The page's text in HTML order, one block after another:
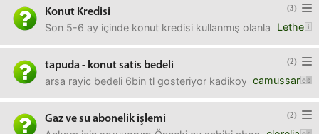
(3)
Konut Kredisi
Lethe
Son 5-6 ay içinde konut kredisi kullanmış olanlara (veya
(2)
tapuda - konut satis bedeli
camussar
arsa rayic bedeli 6bin tl gosteriyor kadikoy belediyesi.
(2)
Gaz ve su abonelik işlemi